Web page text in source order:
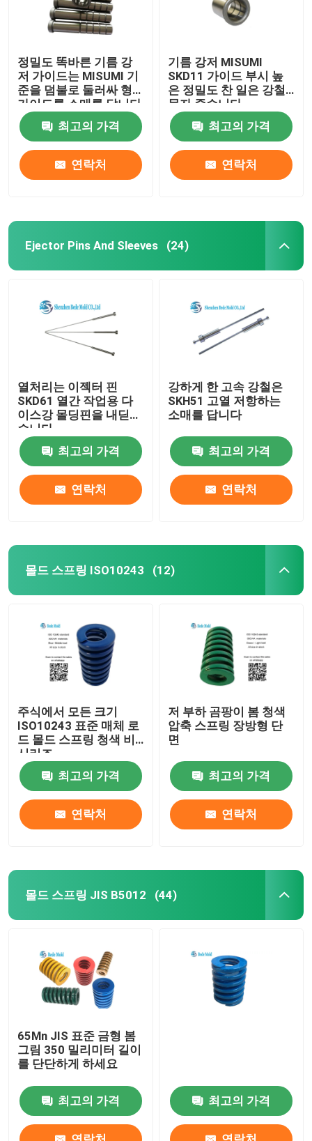
정밀도 똑바른 기름 강
저 가이드는 MISUMI 기
준을 덤불로 둘러싸 형
가이드를 소매를 답니다
최고의 가격
연락처
기름 강저 MISUMI
SKD11 가이드 부시 높
은 정밀도 찬 일은 강철
물자 죽습니다
최고의 가격
연락처
Ejector Pins And Sleeves (24)
열처리는 이젝터 핀
SKD61 열간 작업용 다
이스강 몰딩핀을 내딛었
습니다
최고의 가격
연락처
강하게 한 고속 강철은
SKH51 고열 저항하는
소매를 답니다
최고의 가격
연락처
몰드 스프링 ISO10243 (12)
주식에서 모든 크기
ISO10243 표준 매체 로
드 몰드 스프링 청색 비
시리즈
최고의 가격
연락처
저 부하 곰팡이 봄 청색
압축 스프링 장방형 단
면
최고의 가격
연락처
몰드 스프링 JIS B5012 (44)
65Mn JIS 표준 금형 봄
그림 350 밀리미터 길이
를 단단하게 하세요
최고의 가격 최고의 가격